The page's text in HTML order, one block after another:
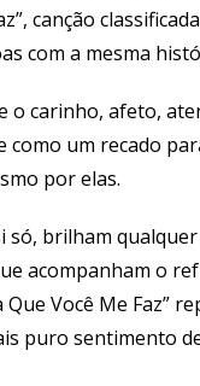
canção
com a mesma
carinho, afeto,
um recado
por elas.
brilham qualquer
acompanham o
Você Me Faz”
puro sentimento